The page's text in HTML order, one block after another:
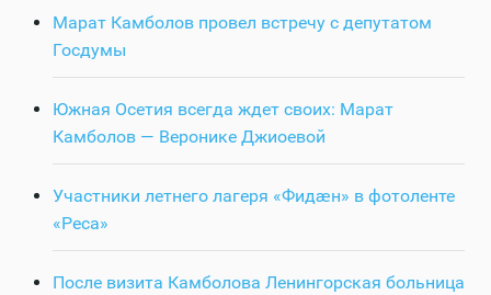
Марат Камболов провел встречу с депутатом
Госдумы
Южная Осетия всегда ждет своих: Марат
Камболов — Веронике Джиоевой
Участники летнего лагеря «Фидӕн» в фотоленте
«Реса»
После визита Камболова Ленингорская больница